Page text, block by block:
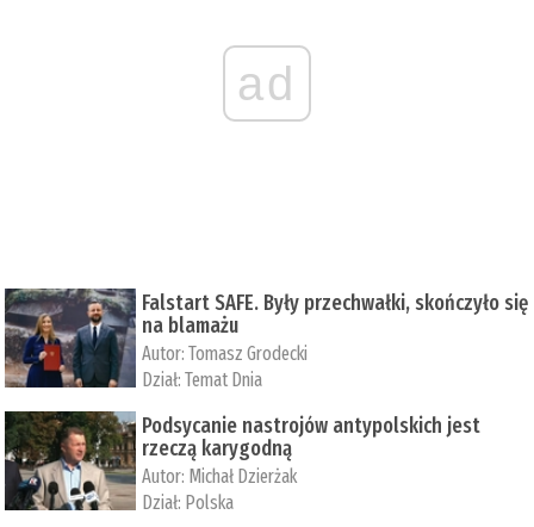
ad
Falstart SAFE. Były przechwałki, skończyło się
na blamażu
Autor:Tomasz Grodecki
Dział:Temat Dnia
Podsycanie nastrojów antypolskich jest
rzeczą karygodną
Autor: Michał Dzierżak
Dział: Polska